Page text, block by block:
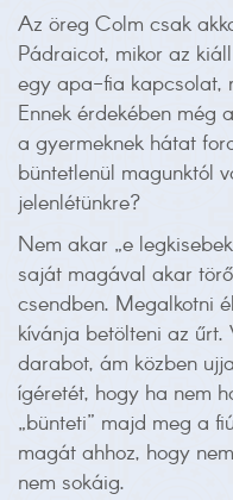
Az öreg Colm csak
Pádraicot, mikor az
egy apa-fia kapcsolat,
Ennek érdekében még
a gyermeknek hátat
büntetlenül magunktól
jelenlétünkre?
Nem akar „e
saját magával akar
csendben. Megalkotni
kívánja betölteni az
darabot, ám közben
ígéretét, hogy ha nem
„bünteti” majd meg a
magát ahhoz, hogy
nem sokáig.